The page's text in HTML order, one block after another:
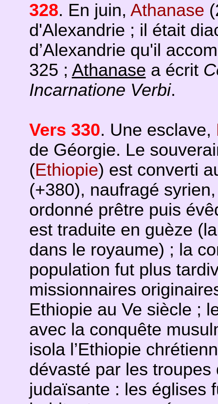
328. En juin, Athanase
d'Alexandrie ; il était
d’Alexandrie qu'il
325 ; Athanase a écrit
Incarnatione Verbi.
Vers 330. Une esclave,
de Géorgie. Le
(Ethiopie) est converti
(+380), naufragé
ordonné prêtre puis
est traduite en guèze
dans le royaume) ; la
population fut plus
missionnaires
Ethiopie au Ve siècle ;
avec la conquête
isola l’Ethiopie
dévasté par les troupes
judaïsante : les églises